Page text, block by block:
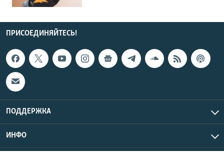
ПРИСОЕДИНЯЙТЕСЬ!
ПОДДЕРЖКА
ИНФО